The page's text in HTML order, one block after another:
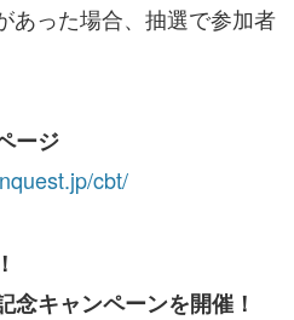
あった場合、抽選で参加者
ージ
cbt/
キャンペーンを開催！